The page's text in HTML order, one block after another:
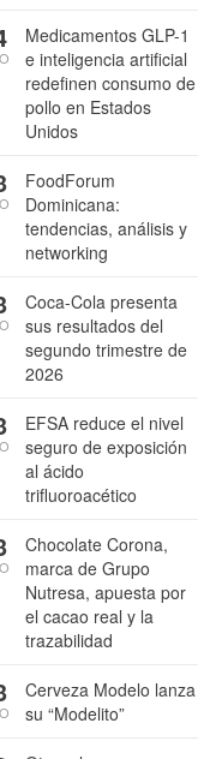
Medicamentos GLP-1
e inteligencia artificial
redefinen consumo de
pollo en Estados
Unidos
FoodForum
Dominicana:
tendencias, análisis y
networking
Coca-Cola presenta
sus resultados del
segundo trimestre de
2026
EFSA reduce el nivel
seguro de exposición
al ácido
trifluoroacético
Chocolate Corona,
marca de Grupo
Nutresa, apuesta por
el cacao real y la
trazabilidad
Cerveza Modelo lanza
su “Modelito”